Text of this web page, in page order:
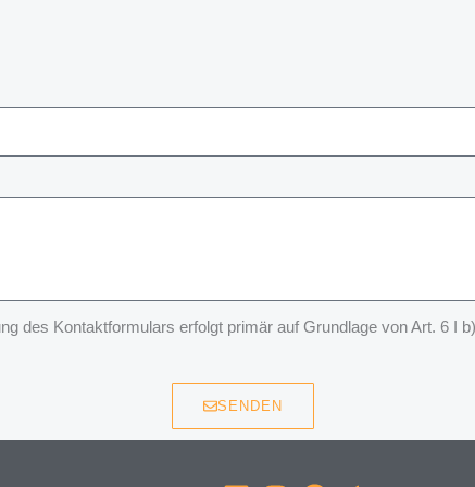
des Kontaktformulars erfolgt primär auf Grundlage von Art. 6 I
SENDEN